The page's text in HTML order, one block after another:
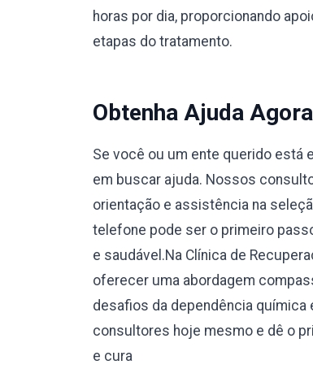
horas por dia, proporcionando
etapas do tratamento.
Obtenha Ajuda
Se você ou um ente querido está
em buscar ajuda. Nossos
orientação e assistência na
telefone pode ser o primeiro
e saudável.Na Clínica de
oferecer uma abordagem
desafios da dependência
consultores hoje mesmo e dê o
e cura